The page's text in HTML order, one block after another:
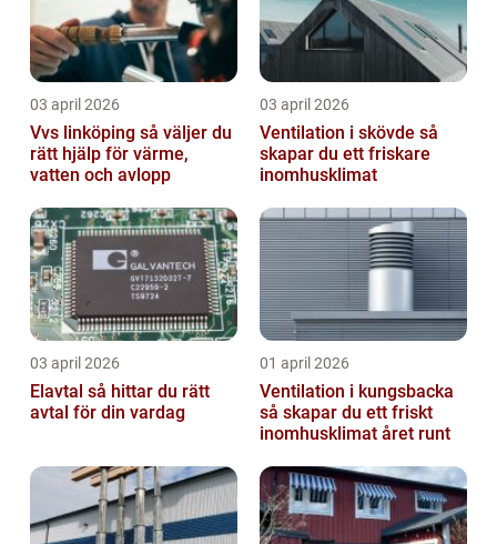
03 april 2026
Vvs linköping så väljer du
rätt hjälp för värme,
vatten och avlopp
03 april 2026
Ventilation i skövde så
skapar du ett friskare
inomhusklimat
03 april 2026
Elavtal så hittar du rätt
avtal för din vardag
01 april 2026
Ventilation i kungsbacka
så skapar du ett friskt
inomhusklimat året runt